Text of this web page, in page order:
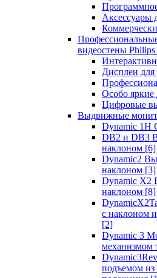
Аксессуары
видеостены Philips
Дисплеи для
Особо яркие
Цифровые
Выдвижные
Dynamic 1Н
DB2 и DB3
наклоном [6]
Dynamic2
наклоном [3]
Dynamic X2
наклоном [8]
с наклоном
[2]
Dynamic 3
механизмом
подъемом из